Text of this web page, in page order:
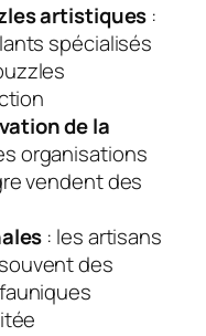
artistiques :
spécialisés
de la
organisations
vendent des
: les artisans
des